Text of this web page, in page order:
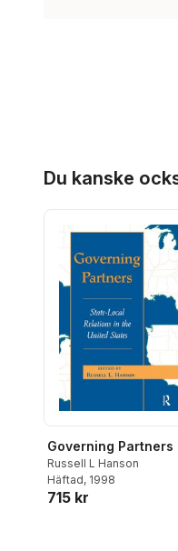
Du kanske
Governing Partners
Russell L Hanson
Häftad, 1998
715 kr